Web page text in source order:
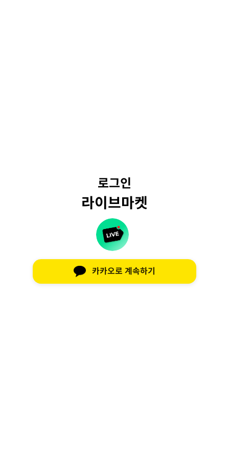
로그인
라이브마켓
카카오로 계속하기